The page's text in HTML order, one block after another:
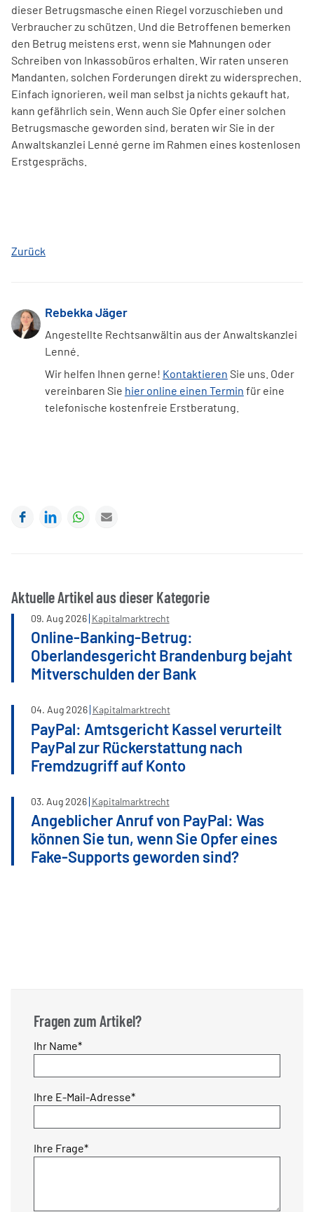
dieser Betrugsmasche einen Riegel vorzuschieben und
Verbraucher zu schützen. Und die Betroffenen bemerken
den Betrug meistens erst, wenn sie Mahnungen oder
Schreiben von Inkassobüros erhalten. Wir raten unseren
Mandanten, solchen Forderungen direkt zu widersprechen.
Einfach ignorieren, weil man selbst ja nichts gekauft hat,
kann gefährlich sein. Wenn auch Sie Opfer einer solchen
Betrugsmasche geworden sind, beraten wir Sie in der
Anwaltskanzlei Lenné gerne im Rahmen eines kostenlosen
Erstgesprächs.
Zurück
Rebekka Jäger
Angestellte Rechtsanwältin aus der Anwaltskanzlei
Lenné.
Wir helfen Ihnen gerne! Kontaktieren Sie uns. Oder
vereinbaren Sie hier online einen Termin für eine
telefonische kostenfreie Erstberatung.
FacebookLinkedInWhatsApp
Aktuelle Artikel aus dieser Kategorie
09. Aug2026 Kapitalmarktrecht
Online-Banking-Betrug:
Oberlandesgericht Brandenburg bejaht
Mitverschulden der Bank
04. Aug2026 Kapitalmarktrecht
PayPal: Amtsgericht Kassel verurteilt
PayPal zur Rückerstattung nach
Fremdzugriff auf Konto
03. Aug2026 Kapitalmarktrecht
Angeblicher Anruf von PayPal: Was
können Sie tun, wenn Sie Opfer eines
Fake-Supports geworden sind?
Fragen zum Artikel?
Pflichtfeld
Ihr Name*
Pflichtfeld
Ihre E-Mail-Adresse*
Pflichtfeld
Ihre Frage*